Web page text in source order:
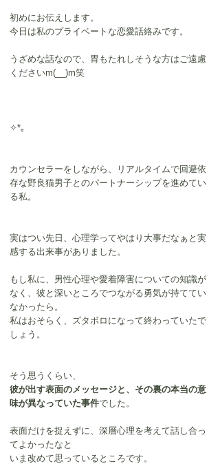
初めにお伝えします。
今日は私のプライベートな恋愛話絡みです。
うざめな話なので、胃もたれしそうな方はご遠慮
くださいm(__)m笑
✧*｡
カウンセラーをしながら、リアルタイムで回避依
存な野良猫男子とのパートナーシップを進めてい
る私。
実はつい先日、心理学ってやはり大事だなぁと実
感する出来事がありました。
もし私に、男性心理や愛着障害についての知識が
なく、彼と深いところでつながる勇気が持ててい
なかったら。
私はおそらく、ズタボロになって終わっていたで
しょう。
そう思うくらい、
彼が出す表面のメッセージと、その裏の本当の意
味が異なっていた事件でした。
表面だけを捉えずに、深層心理を考えて話し合っ
てよかったなと
いま改めて思っているところです。